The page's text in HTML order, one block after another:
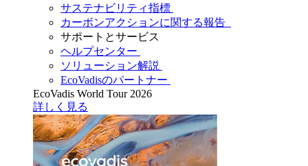
サステナビリティ指標
カーボンアクションに関する報告
サポートとサービス
ヘルプセンター
ソリューション解説
EcoVadisのパートナー
EcoVadis World Tour 2026
詳しく見る